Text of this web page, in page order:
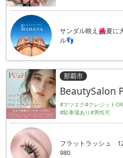
サンダル映え🌺夏に
ル👣
那覇市
BeautySalon
#マツエク#クレジットOK
#駐車場あり#男性可
フラットラッシュ
980